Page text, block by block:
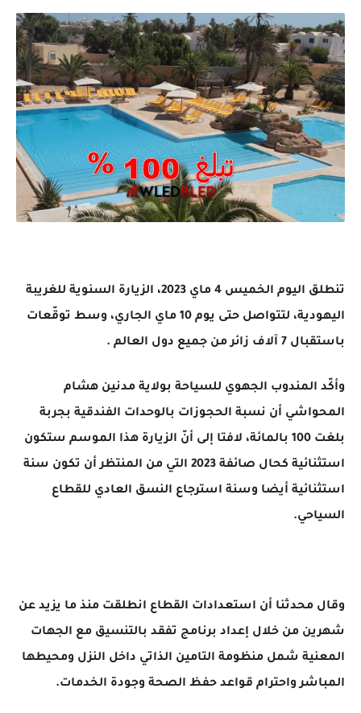
تنطلق اليوم الخميس 4 ماي 2023، الزيارة السنوية للغريبة
اليهودية، لتتواصل حتى يوم 10 ماي الجاري، وسط توقّعات
باستقبال 7 آلاف زائر من جميع دول العالم .
وأكّد المندوب الجهوي للسياحة بولاية مدنين هشام
المحواشي أن نسبة الحجوزات بالوحدات الفندقية بجربة
بلغت 100 بالمائة، لافتا إلى أنّ الزيارة هذا الموسم ستكون
استثنائية كحال صائفة 2023 التي من المنتظر أن تكون سنة
استثنائية أيضا وسنة استرجاع النسق العادي للقطاع
السياحي.
وقال محدثنا أن استعدادات القطاع انطلقت منذ ما يزيد عن
شهرين من خلال إعداد برنامج تفقد بالتنسيق مع الجهات
المعنية شمل منظومة التامين الذاتي داخل النزل ومحيطها
المباشر واحترام قواعد حفظ الصحة وجودة الخدمات.